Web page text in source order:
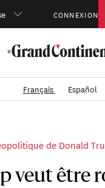
CONNEXION
Français Español
veut être
de Donald